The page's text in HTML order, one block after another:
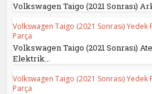
Volkswagen Taigo (2021 Sonrası)
Volkswagen Taigo (2021 Sonrası) Yedek
Parça
Volkswagen Taigo (2021 Sonrası)
Elektrik...
Volkswagen Taigo (2021 Sonrası) Yedek
Parça